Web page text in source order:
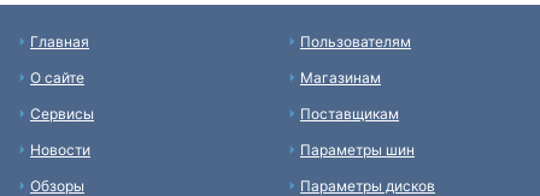
Главная
О сайте
Сервисы
Новости
Обзоры
Пользователям
Магазинам
Поставщикам
Параметры шин
Параметры дисков